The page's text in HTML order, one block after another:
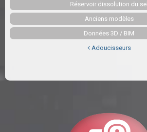
Réservoir dissolution du sel
Anciens modèles
Données 3D / BIM
Adoucisseurs